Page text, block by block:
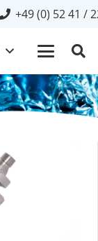
+49 (0) 52 41 /